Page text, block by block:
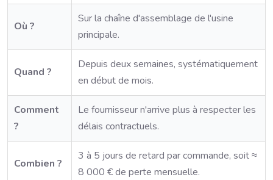
Où ?
Sur la chaîne d'assemblage de l'usine
principale.
Quand ?
Depuis deux semaines, systématiquement
en début de mois.
Comment
?
Le fournisseur n'arrive plus à respecter les
délais contractuels.
Combien ?
3 à 5 jours de retard par commande, soit ≈
8 000 € de perte mensuelle.